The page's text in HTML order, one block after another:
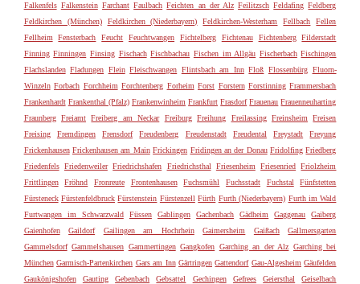
Falkenfels Falkenstein Farchant Faulbach Feichten an der Alz Feilitzsch Feldafing Feldberg
Feldkirchen (München)
Feldkirchen (Niederbayern) Feldkirchen-Westerham Fellbach
Fellen
Fellheim
Fensterbach Feucht Feuchtwangen Fichtelberg Fichtenau Fichtenberg
Filderstadt
Finning Finningen Finsing Fischach Fischbachau Fischen im Allgäu Fischerbach Fischingen
Flachslanden Fladungen Flein Fleischwangen Flintsbach am Inn Floß Flossenbürg Fluorn-
Winzeln Forbach Forchheim Forchtenberg Forheim Forst Forstern Forstinning Frammersbach
Frankenhardt Frankenthal (Pfalz) Frankenwinheim Frankfurt Frasdorf Frauenau Frauenneuharting
Fraunberg Freiamt Freiberg am Neckar Freiburg Freihung Freilassing Freinsheim
Freisen
Freising
Fremdingen Frensdorf Freudenberg Freudenstadt Freudental Freystadt
Freyung
Frickenhausen Frickenhausen am Main Frickingen Fridingen an der Donau Fridolfing Friedberg
Friedenfels Friedenweiler Friedrichshafen Friedrichsthal Friesenheim Friesenried Friolzheim
Frittlingen
Fröhnd Fronreute Frontenhausen Fuchsmühl Fuchsstadt Fuchstal
Fünfstetten
Fürsteneck Fürstenfeldbruck Fürstenstein Fürstenzell Fürth Furth (Niederbayern) Furth im Wald
Furtwangen im Schwarzwald
Füssen Gablingen Gachenbach Gädheim Gaggenau
Gaiberg
Gaienhofen
Gaildorf Gailingen am Hochrhein Gaimersheim Gaißach
Gallmersgarten
Gammelsdorf Gammelshausen Gammertingen Gangkofen Garching an der Alz Garching bei
München Garmisch-Partenkirchen Gars am Inn Gärtringen Gattendorf Gau-Algesheim Gäufelden
Gaukönigshofen
Gauting Gebenbach Gebsattel Gechingen Gefrees Geiersthal
Geiselbach